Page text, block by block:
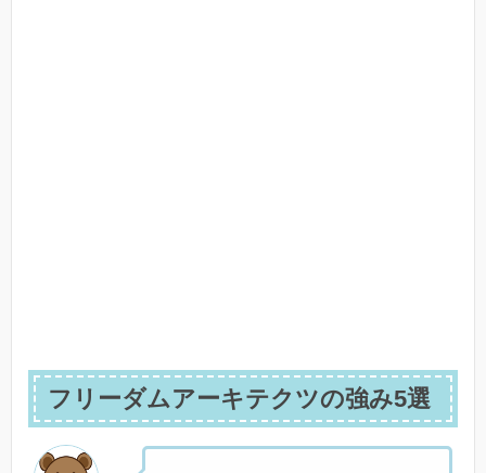
フリーダムアーキテクツの強み5選